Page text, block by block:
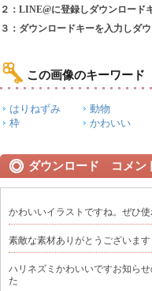
２：LINE@に登録しダウンロード
３：ダウンロードキーを入力しダ
この画像のキーワード
はりねずみ 動物
枠
かわいい
ダウンロード コメン
かわいいイラストですね。ぜひ使
素敵な素材ありがとうございます
ハリネズミかわいいですお知ら
た